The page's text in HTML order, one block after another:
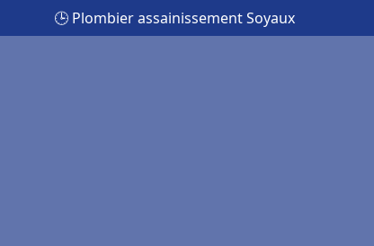
🕒 Plombier assainissement Soyaux